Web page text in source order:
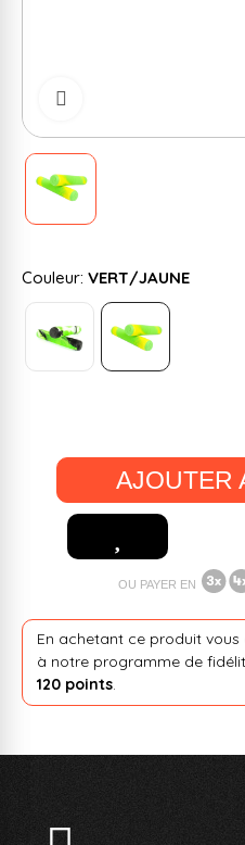
Couleur: VERT/JAUNE
AJOUTER
OU PAYER EN
En achetant ce produit vous
à notre programme de
120 points.